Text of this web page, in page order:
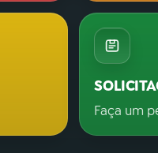
Faça um